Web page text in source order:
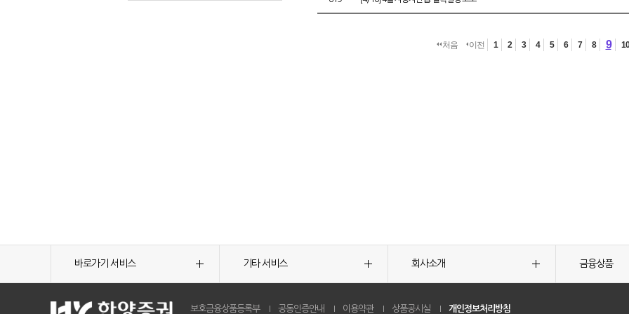
처음 이전 1 2 3 4 5 6 7 8 9 10
바로가기 서비스 기타 서비스 회사소개 금융상품
보호금융상품등록부 공동인증안내 이용약관 상품공시실 개인정보처리방침